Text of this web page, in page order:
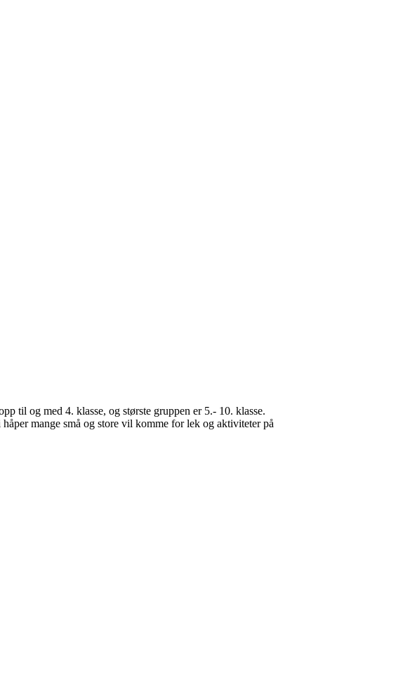
til og med 4. klasse, og største gruppen er 5.- 10. klasse.
mange små og store vil komme for lek og aktiviteter på